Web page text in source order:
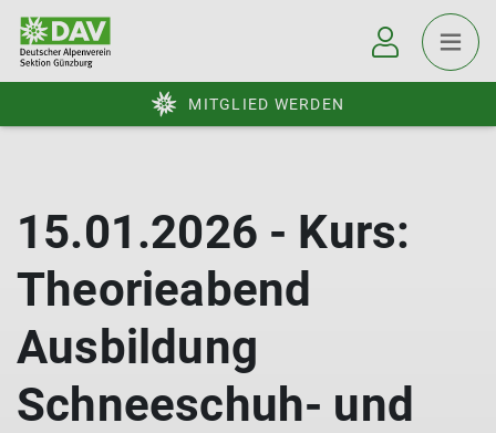
MITGLIED WERDEN
15.01.2026 - Kurs:
Theorieabend
Ausbildung
Schneeschuh- und